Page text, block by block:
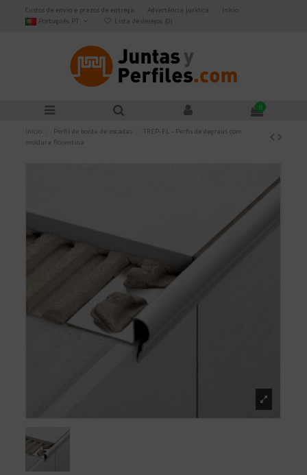
Custos de envio e prazos de entrega Advertência jurídica
Início
Português PT
Lista de desejos (0)
0
Início Perfil de borda de escadas
TREP-FL - Perfis de degraus com
moldura florentina